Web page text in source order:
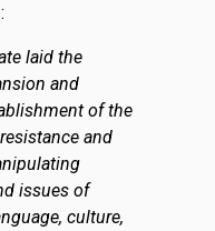
laid the
and
of the
and
issues of
culture,